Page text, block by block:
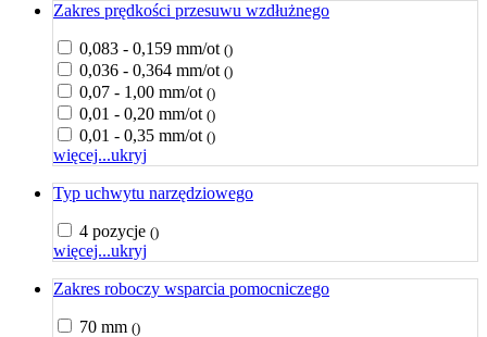
Zakres prędkości przesuwu wzdłużnego
0,083 - 0,159 mm/ot ()
0,036 - 0,364 mm/ot ()
0,07 - 1,00 mm/ot ()
0,01 - 0,20 mm/ot ()
0,01 - 0,35 mm/ot ()
więcej...ukryj
Typ uchwytu narzędziowego
4 pozycje ()
więcej...ukryj
Zakres roboczy wsparcia pomocniczego
70 mm ()